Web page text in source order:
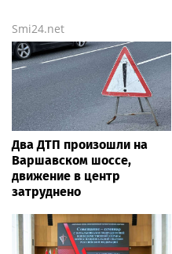
Smi24.net
Два ДТП произошли на
Варшавском шоссе,
движение в центр
затруднено